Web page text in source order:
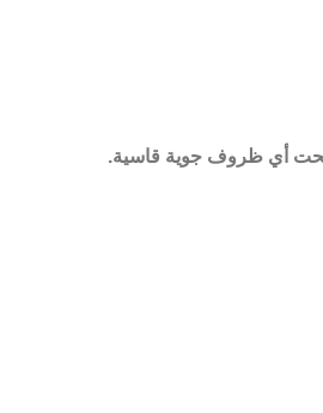
تحت أي ظروف جوية قاسية.